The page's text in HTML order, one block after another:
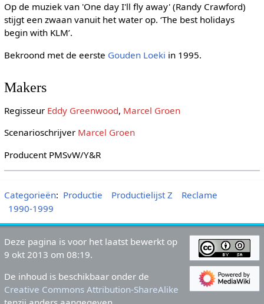
Op de muziek van 'One day I'll fly away' (Randy Crawford)
stijgt een zwaan vanuit het water op. ‘The best holidays
begin with KLM’.
Bekroond met de eerste Gouden Loeki in 1995.
Makers
Regisseur Eddy Greenwood, Marcel Groen
Scenarioschrijver Marcel Groen
Producent PMSvW/Y&R
Categorieën: Productie Productielijst Z
Reclame
1990-1999
Deze pagina is voor het laatst bewerkt op
9 okt 2013 om 08:19.
De inhoud is beschikbaar onder de
Creative Commons Attribution-ShareAlike